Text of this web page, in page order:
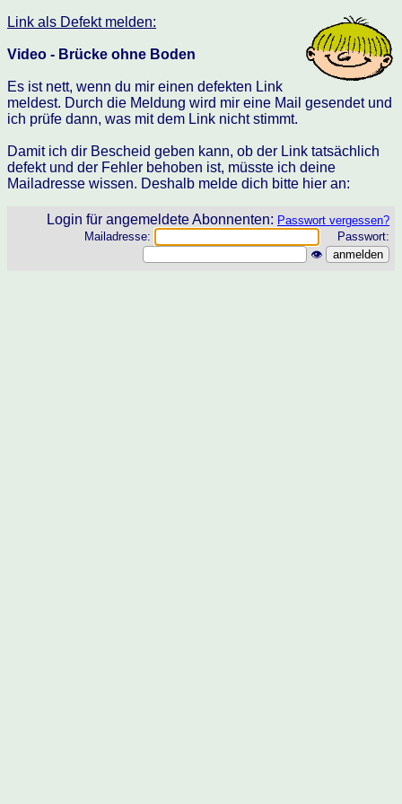
Link als Defekt melden:
Video - Brücke ohne Boden
Es ist nett, wenn du mir einen defekten Link
meldest. Durch die Meldung wird mir eine Mail gesendet und
ich prüfe dann, was mit dem Link nicht stimmt.
Damit ich dir Bescheid geben kann, ob der Link tatsächlich
defekt und der Fehler behoben ist, müsste ich deine
Mailadresse wissen. Deshalb melde dich bitte hier an:
Login für angemeldete Abonnenten: Passwort vergessen?
Mailadresse:
Passwort:
👁